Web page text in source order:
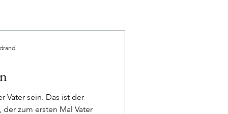
Vater sein. Das ist der
zum ersten Mal Vater